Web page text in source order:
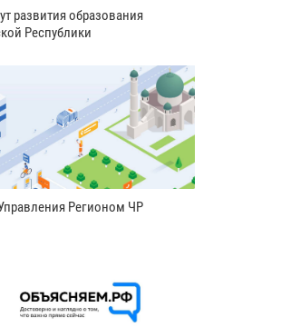
развития образования
Республики
Регионом ЧР